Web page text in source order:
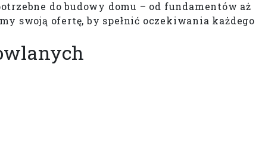
do budowy domu – od fundamentów aż
swoją ofertę, by spełnić oczekiwania każdego